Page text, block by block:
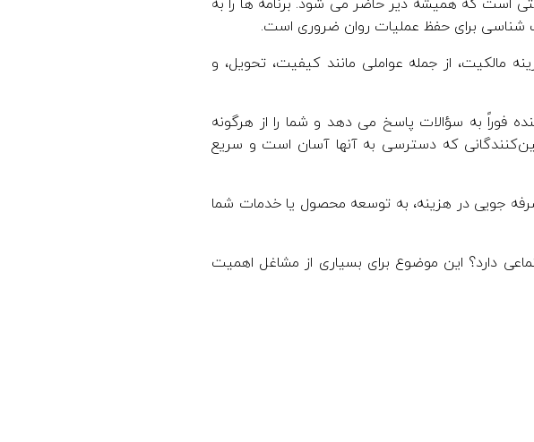
است که همیشه دیر حاضر می شود. برنامه ها را به
شناسی برای حفظ عملیات روان ضروری است.
مالکیت، از جمله عواملی مانند کیفیت، تحویل، و
فوراً به سؤالات پاسخ می دهد و شما را از هرگونه
که دسترسی به آنها آسان است و سریع
صرفه جویی در هزینه، به توسعه محصول یا خدمات شما
دارد؟ این موضوع برای بسیاری از مشاغل اهمیت